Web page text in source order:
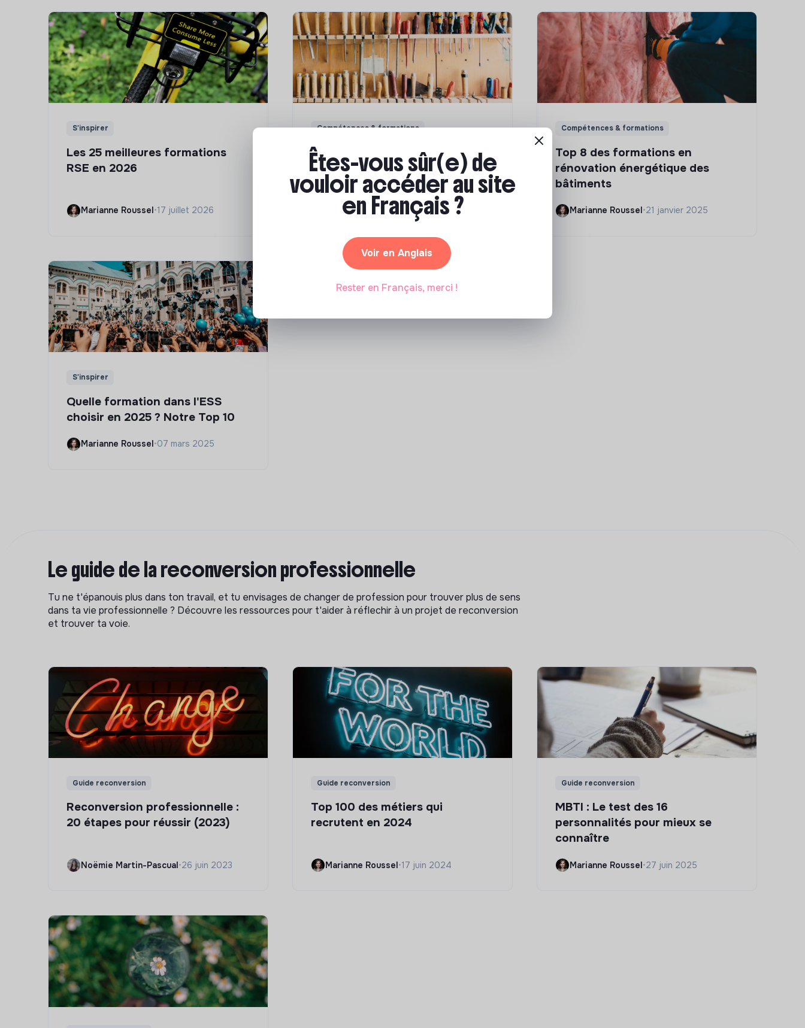
S'inspirer
Les 25 meilleures formations
RSE en 2026
Marianne Roussel•17 juillet 2026
Compétences & formations
Comment se former à la
transition écologique ?
Marianne Roussel 09 janvier 2024
Compétences & formations
Top 8 des formations en
rénovation énergétique des
bâtiments
Marianne Roussel•21 janvier 2025
S'inspirer
Quelle formation dans l'ESS
choisir en 2025 ? Notre Top 10
Marianne Roussel•07 mars 2025
Le guide de la reconversion professionnelle
Tu ne t'épanouis plus dans ton travail, et tu envisages de changer de profession pour trouver plus de sens
dans ta vie professionnelle ? Découvre les ressources pour t'aider à réflechir à un projet de reconversion
et trouver ta voie.
Guide reconversion
Reconversion professionnelle :
20 étapes pour réussir (2023)
Noëmie Martin-Pascual•26 juin 2023
Guide reconversion
Top 100 des métiers qui
recrutent en 2024
Marianne Roussel•17 juin 2024
Guide reconversion
MBTI : Le test des 16
personnalités pour mieux se
connaître
Marianne Roussel•27 juin 2025
Êtes-vous sûr(e) de
vouloir accéder au site
en Français ?
Voir en Anglais
Rester en Français, merci !